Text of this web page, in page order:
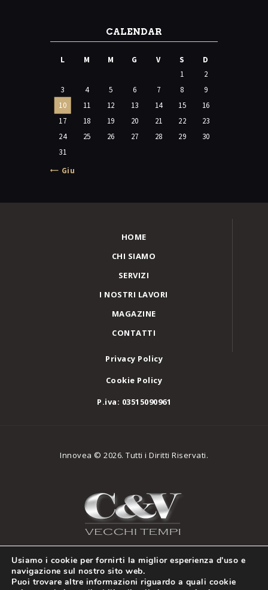
CALENDAR
L M M G V S
D
1
2
3
4 5 6 7 8
9
10
11 12 13 14 15
16
17
18 19 20 21 22
23
24
25 26 27 28 29
30
31
« Giu
HOME
CHI SIAMO
SERVIZI
I NOSTRI LAVORI
MAGAZINE
CONTATTI
Privacy Policy
Cookie Policy
P.iva: 03515090961
Innovea © 2026. Tutti i Diritti Riservati.
Usiamo i cookie per fornirti la miglior esperienza d'uso e
navigazione sul nostro sito web.
Puoi trovare altre informazioni riguardo a quali cookie